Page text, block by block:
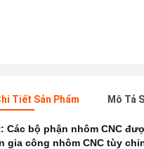
Tiết Sản Phẩm Mô Tả
Các bộ phận nhôm CNC
gia công nhôm CNC tùy